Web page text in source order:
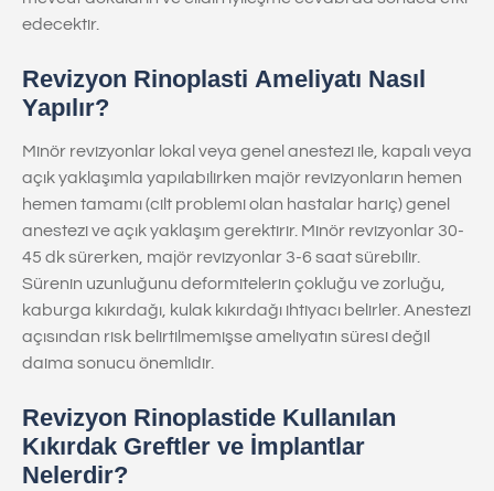
edecektir.
Revizyon Rinoplasti Ameliyatı Nasıl
Yapılır?
Minör revizyonlar lokal veya genel anestezi ile, kapalı veya
açık yaklaşımla yapılabilirken majör revizyonların hemen
hemen tamamı (cilt problemi olan hastalar hariç) genel
anestezi ve açık yaklaşım gerektirir. Minör revizyonlar 30-
45 dk sürerken, majör revizyonlar 3-6 saat sürebilir.
Sürenin uzunluğunu deformitelerin çokluğu ve zorluğu,
kaburga kıkırdağı, kulak kıkırdağı ihtiyacı belirler. Anestezi
açısından risk belirtilmemişse ameliyatın süresi değil
daima sonucu önemlidir.
Revizyon Rinoplastide Kullanılan
Kıkırdak Greftler ve İmplantlar
Nelerdir?